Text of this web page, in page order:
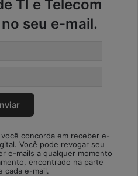
TI e Telecom
seu e-mail.
concorda em receber e-
Você pode revogar seu
e-mails a qualquer momento
encontrado na parte
cada e-mail.